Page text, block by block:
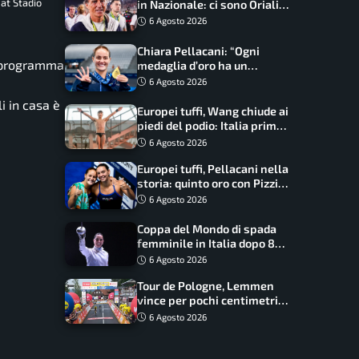
in casa è
in Nazionale: ci sono Oriali e
Bonucci, confermato un
6 Agosto 2026
Chiara Pellacani: “Ogni
medaglia d’oro ha un
significato diverso. Ho fatto
6 Agosto 2026
Europei tuffi, Wang chiude ai
piedi del podio: Italia prima
nel medagliere
6 Agosto 2026
Europei tuffi, Pellacani nella
storia: quinto oro con Pizzini
nel sincro da 3 metri
6 Agosto 2026
Coppa del Mondo di spada
femminile in Italia dopo 8
anni, Alberta Santuccio: “Il
frutti”
6 Agosto 2026
Tour de Pologne, Lemmen
vince per pochi centimetri
su Scaroni: maxi-caduta e
6 Agosto 2026